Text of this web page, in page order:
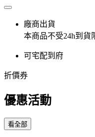
廠商出貨
本商品不受24h到貨
可宅配到府
折價券
優惠活動
看全部